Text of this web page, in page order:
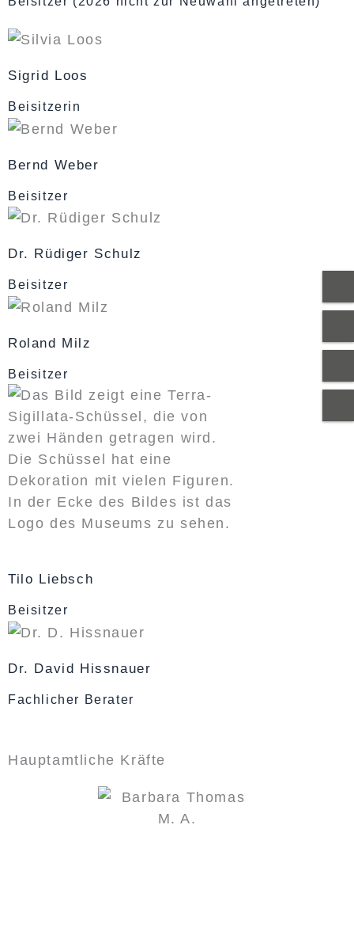
Sigrid Loos
Beisitzerin
Bernd Weber
Beisitzer
Dr. Rüdiger Schulz
Beisitzer
Roland Milz
Beisitzer
Tilo Liebsch
Beisitzer
Dr. David Hissnauer
Fachlicher Berater
Hauptamtliche Kräfte